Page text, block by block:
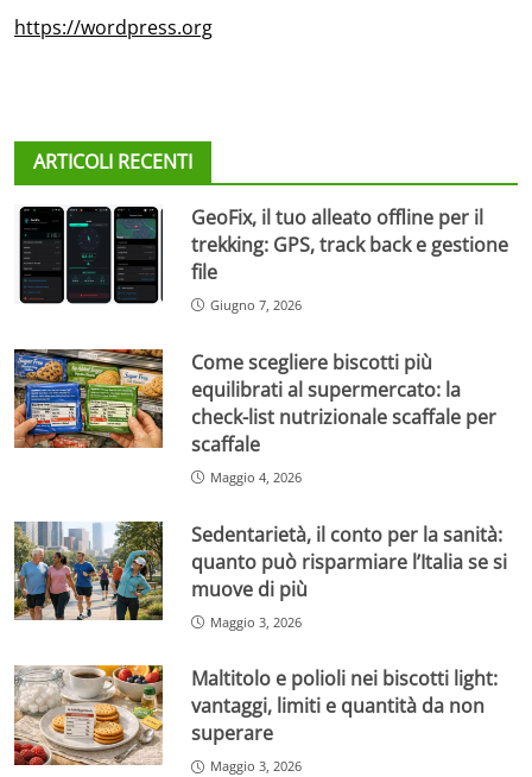
https://wordpress.org
ARTICOLI RECENTI
GeoFix, il tuo alleato offline per il
trekking: GPS, track back e gestione
file
Giugno 7, 2026
Come scegliere biscotti più
equilibrati al supermercato: la
check-list nutrizionale scaffale per
scaffale
Maggio 4, 2026
Sedentarietà, il conto per la sanità:
quanto può risparmiare l’Italia se si
muove di più
Maggio 3, 2026
Maltitolo e polioli nei biscotti light:
vantaggi, limiti e quantità da non
superare
Maggio 3, 2026